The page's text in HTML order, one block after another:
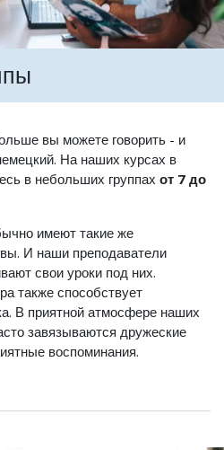
вы можете говорить - и
На наших курсах в
в небольших группах от 7 до
имеют такие же
И наши преподаватели
свои уроки под них.
также способствует
В приятной атмосфере наших
завязываются дружеские
воспоминания.